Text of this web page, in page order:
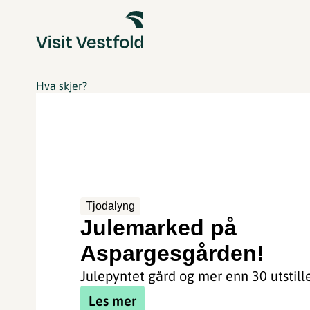
Hva skjer?
Tjodalyng
Julemarked på
Aspargesgården!
Julepyntet gård og mer enn 30
Les mer